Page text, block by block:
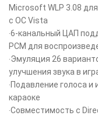
Microsoft WLP 3.08
с ОС Vista
‧6-канальный ЦАП
PCM для
‧Эмуляция 26
улучшения звука в
‧Подавление голоса
караоке
‧Совместимость с